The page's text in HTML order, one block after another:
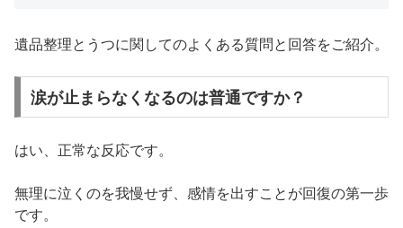
遺品整理とうつに関してのよくある質問と回答をご紹介。
涙が止まらなくなるのは普通ですか？
はい、正常な反応です。
無理に泣くのを我慢せず、感情を出すことが回復の第一歩
です。